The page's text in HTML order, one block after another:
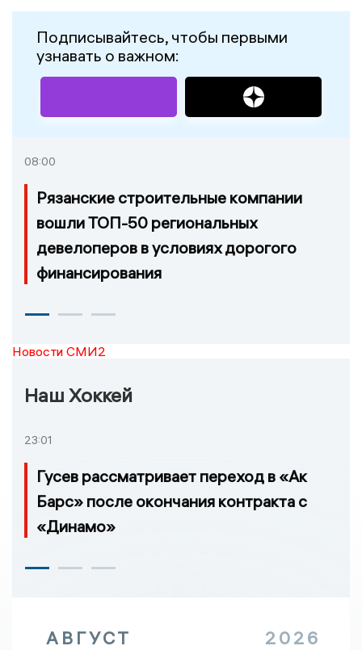
Подписывайтесь, чтобы первыми
узнавать о важном:
08:00
Рязанские строительные компании
вошли ТОП-50 региональных
девелоперов в условиях дорогого
финансирования
Новости СМИ2
Наш Хоккей
23:01
Гусев рассматривает переход в «Ак
Барс» после окончания контракта с
«Динамо»
АВГУСТ 2026